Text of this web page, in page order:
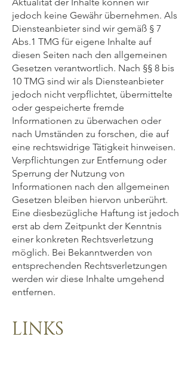
jedoch keine Gewähr übernehmen. Als
Diensteanbieter sind wir gemäß § 7
Abs.1 TMG für eigene Inhalte auf
diesen Seiten nach den allgemeinen
Gesetzen verantwortlich. Nach §§ 8 bis
10 TMG sind wir als Diensteanbieter
jedoch nicht verpflichtet, übermittelte
oder gespeicherte fremde
Informationen zu überwachen oder
nach Umständen zu forschen, die auf
eine rechtswidrige Tätigkeit hinweisen.
Verpflichtungen zur Entfernung oder
Sperrung der Nutzung von
Informationen nach den allgemeinen
Gesetzen bleiben hiervon unberührt.
Eine diesbezügliche Haftung ist jedoch
erst ab dem Zeitpunkt der Kenntnis
einer konkreten Rechtsverletzung
möglich. Bei Bekanntwerden von
entsprechenden Rechtsverletzungen
werden wir diese Inhalte umgehend
entfernen.
LINKS